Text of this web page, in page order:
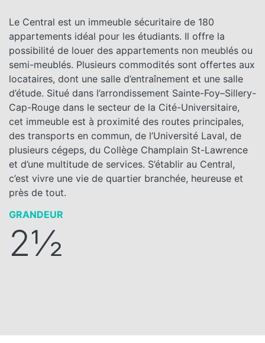
Le Central est un immeuble sécuritaire de 180
appartements idéal pour les étudiants. Il offre la
possibilité de louer des appartements non meublés ou
semi-meublés. Plusieurs commodités sont offertes aux
locataires, dont une salle d’entraînement et une salle
d’étude. Situé dans l’arrondissement Sainte-Foy–Sillery-
Cap-Rouge dans le secteur de la Cité-Universitaire,
cet immeuble est à proximité des routes principales,
des transports en commun, de l’Université Laval, de
plusieurs cégeps, du Collège Champlain St-Lawrence
et d’une multitude de services. S’établir au Central,
c’est vivre une vie de quartier branchée, heureuse et
près de tout.
GRANDEUR
2½